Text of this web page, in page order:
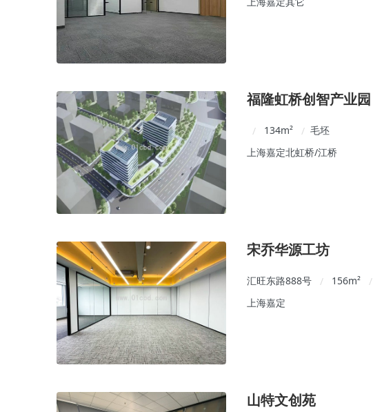
福隆虹桥创智产业园
/ 134m² / 毛坯
上海嘉定北虹桥/江桥
宋乔华源工坊
汇旺东路888号 / 156m² /
上海嘉定
山特文创苑